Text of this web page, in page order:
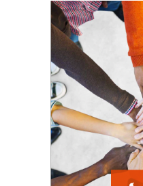
La
d’intérêts
18 septembre 2023
FEUILLETER